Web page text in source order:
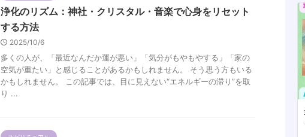
浄化のリズム：神社・クリスタル・音楽で心身をリセット
する方法
2025/10/6
多くの人が、「最近なんだか運が悪い」「気分がもやもやする」「家の
空気が重たい」と感じることがあるかもしれません。 そう思う方もいる
かもしれません。 この記事では、目に見えない“エネルギーの滞り”を取
り ...